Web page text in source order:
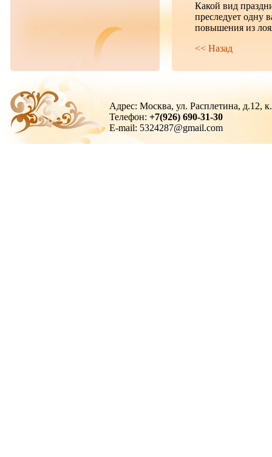
Какой вид
преследует одну
повышения из
<< Назад
Адрес: Москва, ул. Расплетина, д.12,
Телефон: +7(926) 690-31-30
E-mail: 5324287@gmail.com